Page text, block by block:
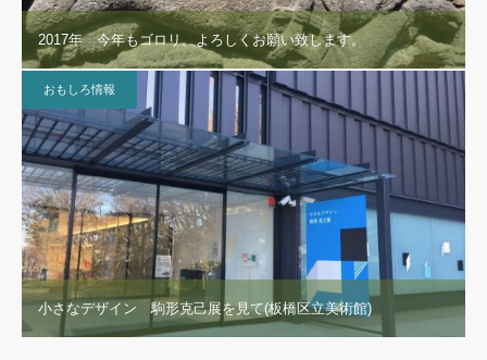
2017年 今年もゴロリ。よろしくお願い致します。
おもしろ情報
小さなデザイン 駒形克己展を見て(板橋区立美術館)